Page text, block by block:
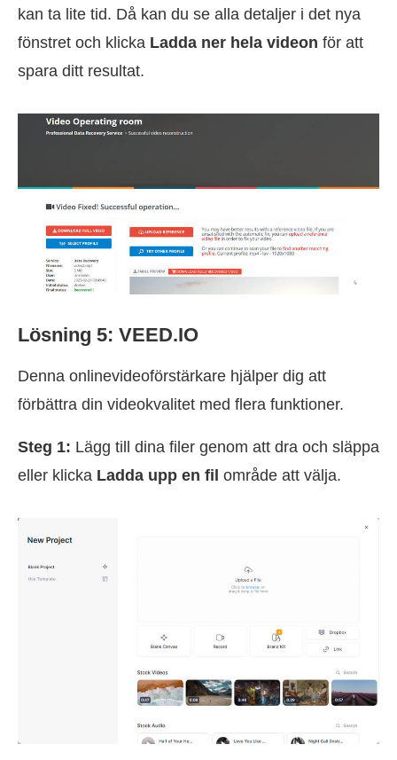
kan ta lite tid. Då kan du se alla detaljer i det nya
fönstret och klicka Ladda ner hela videon för att
spara ditt resultat.
Lösning 5: VEED.IO
Denna onlinevideoförstärkare hjälper dig att
förbättra din videokvalitet med flera funktioner.
Steg 1: Lägg till dina filer genom att dra och släppa
eller klicka Ladda upp en fil område att välja.